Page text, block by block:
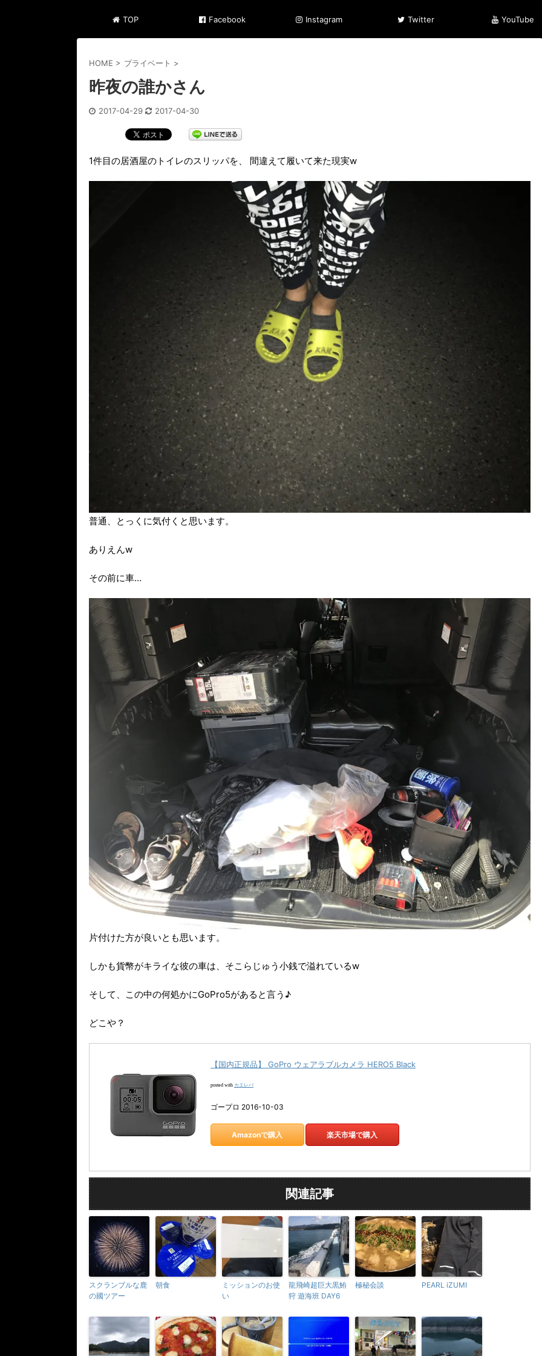
TOP Facebook Instagram Twitter YouTube
HOME > プライベート >
昨夜の誰かさん
2017-04-29 2017-04-30
1件目の居酒屋のトイレのスリッパを、 間違えて履いて来た現実w
普通、とっくに気付くと思います。
ありえんw
その前に車…
片付けた方が良いとも思います。
しかも貨幣がキライな彼の車は、そこらじゅう小銭で溢れているw
そして、この中の何処かにGoPro5があると言う♪
どこや？
【国内正規品】 GoPro ウェアラブルカメラ HERO5 Black
posted with カエレバ
ゴープロ 2016-10-03
Amazonで購入 楽天市場で購入
関連記事
スクランブルな鹿
の國ツアー
朝食
ミッションのお使
い
龍飛崎超巨大黒鮪
狩 遊海班 DAY6
極秘会談 PEARL iZUMI